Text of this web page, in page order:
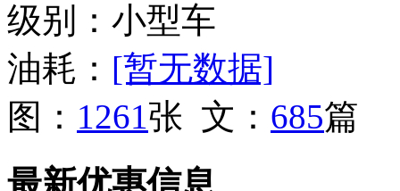
级别：小型车
油耗： [暂无数据]
图： 1261张 文： 685篇